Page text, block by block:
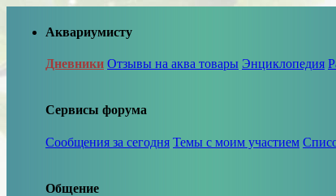
Аквариумисту
Дневники Отзывы на аква товары Энциклопедия
Сервисы форума
Сообщения за сегодня Темы с моим участием
Общение